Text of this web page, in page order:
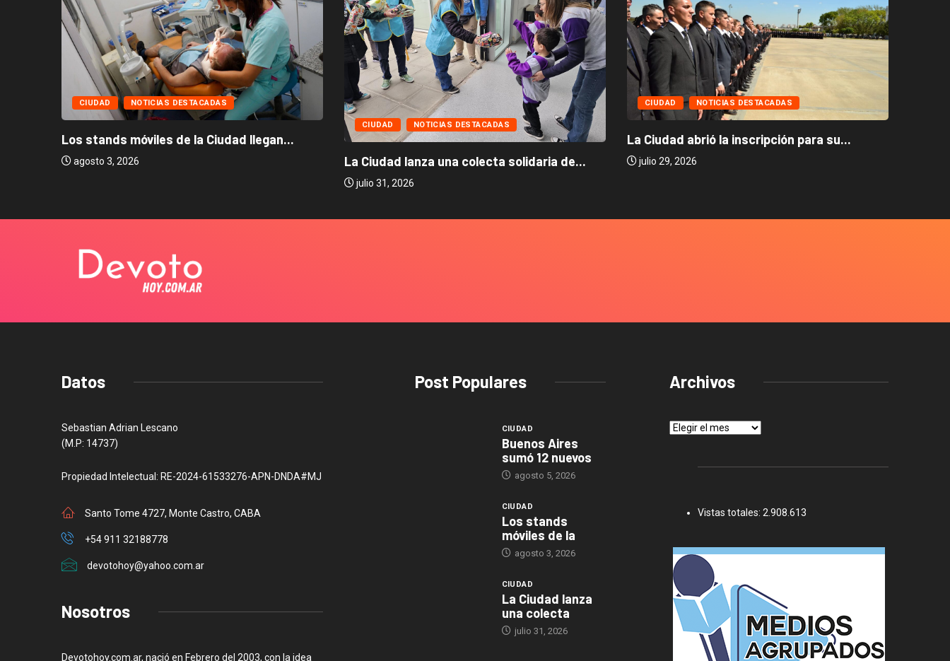
CIUDAD NOTICIAS DESTACADAS
Los stands móviles de la Ciudad llegan...
agosto 3, 2026
CIUDAD NOTICIAS DESTACADAS
La Ciudad lanza una colecta solidaria de...
julio 31, 2026
CIUDAD NOTICIAS DESTACADAS
La Ciudad abrió la inscripción para su...
julio 29, 2026
Datos
Sebastian Adrian Lescano
(M.P: 14737)
Propiedad Intelectual: RE-2024-61533276-APN-DNDA#MJ
Santo Tome 4727, Monte Castro, CABA
+54 911 32188778
devotohoy@yahoo.com.ar
Nosotros
Devotohoy.com.ar, nació en Febrero del 2003, con la idea
Post Populares
CIUDAD
Buenos Aires
sumó 12 nuevos
agosto 5, 2026
CIUDAD
Los stands
móviles de la
agosto 3, 2026
CIUDAD
La Ciudad lanza
una colecta
julio 31, 2026
Archivos
Archivos
Vistas totales: 2.908.613